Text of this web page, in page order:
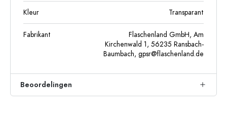
Kleur Transparant
Fabrikant
Flaschenland GmbH, Am
Kirchenwald 1, 56235 Ransbach-
Baumbach, gpsr@flaschenland.de
Beoordelingen